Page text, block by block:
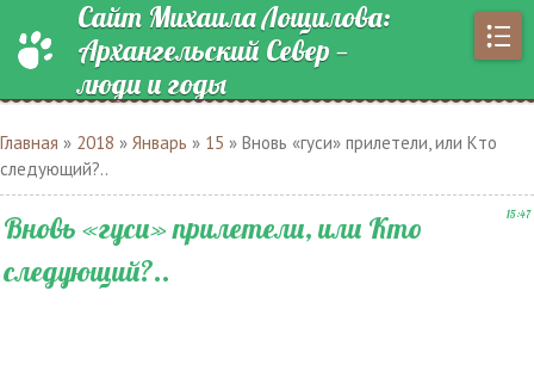
Сайт Михаила Лощилова:
Архангельский Север —
люди и годы
Главная » 2018 » Январь » 15 » Вновь «гуси» прилетели, или Кто
следующий?..
15:47
Вновь «гуси» прилетели, или Кто
следующий?..